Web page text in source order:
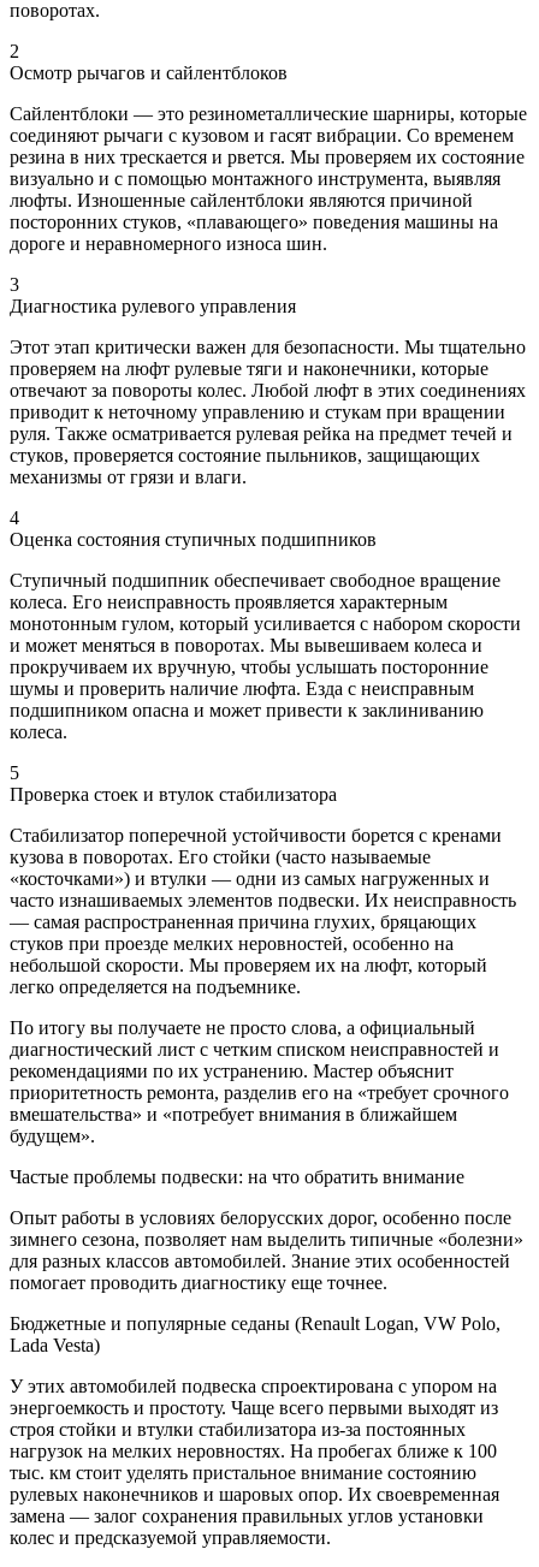
поворотах.
2
Осмотр рычагов и сайлентблоков
Сайлентблоки — это резинометаллические шарниры, которые
соединяют рычаги с кузовом и гасят вибрации. Со временем
резина в них трескается и рвется. Мы проверяем их состояние
визуально и с помощью монтажного инструмента, выявляя
люфты. Изношенные сайлентблоки являются причиной
посторонних стуков, «плавающего» поведения машины на
дороге и неравномерного износа шин.
3
Диагностика рулевого управления
Этот этап критически важен для безопасности. Мы тщательно
проверяем на люфт рулевые тяги и наконечники, которые
отвечают за повороты колес. Любой люфт в этих соединениях
приводит к неточному управлению и стукам при вращении
руля. Также осматривается рулевая рейка на предмет течей и
стуков, проверяется состояние пыльников, защищающих
механизмы от грязи и влаги.
4
Оценка состояния ступичных подшипников
Ступичный подшипник обеспечивает свободное вращение
колеса. Его неисправность проявляется характерным
монотонным гулом, который усиливается с набором скорости
и может меняться в поворотах. Мы вывешиваем колеса и
прокручиваем их вручную, чтобы услышать посторонние
шумы и проверить наличие люфта. Езда с неисправным
подшипником опасна и может привести к заклиниванию
колеса.
5
Проверка стоек и втулок стабилизатора
Стабилизатор поперечной устойчивости борется с кренами
кузова в поворотах. Его стойки (часто называемые
«косточками») и втулки — одни из самых нагруженных и
часто изнашиваемых элементов подвески. Их неисправность
— самая распространенная причина глухих, бряцающих
стуков при проезде мелких неровностей, особенно на
небольшой скорости. Мы проверяем их на люфт, который
легко определяется на подъемнике.
По итогу вы получаете не просто слова, а официальный
диагностический лист с четким списком неисправностей и
рекомендациями по их устранению. Мастер объяснит
приоритетность ремонта, разделив его на «требует срочного
вмешательства» и «потребует внимания в ближайшем
будущем».
Частые проблемы подвески: на что обратить внимание
Опыт работы в условиях белорусских дорог, особенно после
зимнего сезона, позволяет нам выделить типичные «болезни»
для разных классов автомобилей. Знание этих особенностей
помогает проводить диагностику еще точнее.
Бюджетные и популярные седаны (Renault Logan, VW Polo,
Lada Vesta)
У этих автомобилей подвеска спроектирована с упором на
энергоемкость и простоту. Чаще всего первыми выходят из
строя стойки и втулки стабилизатора из-за постоянных
нагрузок на мелких неровностях. На пробегах ближе к 100
тыс. км стоит уделять пристальное внимание состоянию
рулевых наконечников и шаровых опор. Их своевременная
замена — залог сохранения правильных углов установки
колес и предсказуемой управляемости.